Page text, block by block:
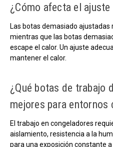
¿Cómo afecta el
Las botas demasiado ajustadas
mientras que las botas
escape el calor. Un ajuste
mantener el calor.
¿Qué botas de trabajo
mejores para entornos
El trabajo en congeladores
aislamiento, resistencia a la
para una exposición constante